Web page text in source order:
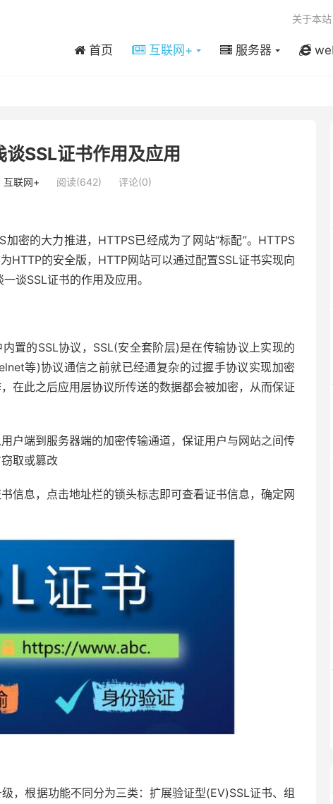
首页 互联网+ 服务器
关于本站
SSL证书作用及应用
互联网+ 阅读(642) 评论(0)
密的大力推进，HTTPS已经成为了网站“标配”。HTTPS
HTTP的安全版，HTTP网站可以通过配置SSL证书实现向
谈SSL证书的作用及应用。
置的SSL协议，SSL(安全套阶层)是在传输协议上实现的
等)协议通信之前就已经通复杂的过握手协议实现加密
在此之后应用层协议所传送的数据都会被加密，从而保证
户端到服务器端的加密传输通道，保证用户与网站之间传
取或篡改
信息，点击地址栏的锁头标志即可查看证书信息，确定网
，根据功能不同分为三类：扩展验证型(EV)SSL证书、组